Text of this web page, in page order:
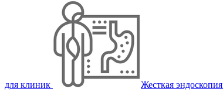
для клиник Жесткая эндоскопия